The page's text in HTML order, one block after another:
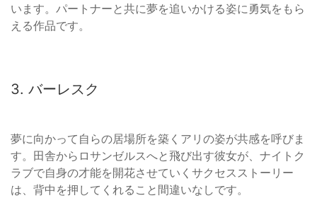
います。パートナーと共に夢を追いかける姿に勇気をもら
える作品です。
3. バーレスク
夢に向かって自らの居場所を築くアリの姿が共感を呼びま
す。田舎からロサンゼルスへと飛び出す彼女が、ナイトク
ラブで自身の才能を開花させていくサクセスストーリー
は、背中を押してくれること間違いなしです。